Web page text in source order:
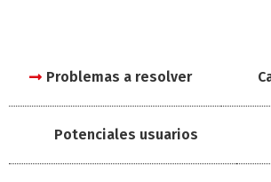
Problemas a resolver
Potenciales usuarios